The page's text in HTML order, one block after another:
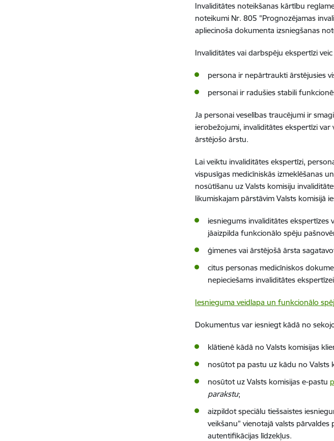
Invaliditātes noteikšanas kārtību
noteikumi Nr. 805 "Prognozējamas
apliecinoša dokumenta izsniegšanas
Invaliditātes vai darbspēju ekspertīzi
persona ir nepārtraukti ārstējusies
personai ir radušies stabili
Ja personai veselības traucējumi ir
ierobežojumi, invaliditātes ekspertīzi
ārstējošo ārstu.
Lai veiktu invaliditātes ekspertīzi,
vispusīgas medicīniskās izmeklēšanas
nosūtīšanu uz Valsts komisiju
likumiskajam pārstāvim Valsts komisijā
iesniegums invaliditātes ekspertīzes
jāaizpilda funkcionālo spēju
ģimenes vai ārstējošā ārsta
citus personas medicīniskos
nepieciešams invaliditātes
Iesnieguma veidlapa un funkcionālo
Dokumentusvar iesniegt kādā no
klātienē kādā no Valsts komisijas
nosūtot pa pastu uz kādu no Valsts
nosūtot uz Valsts komisijas e-pastu
parakstu;
aizpildot speciālu tiešsaistes
veikšanu” vienotajā valsts
autentifikācijas līdzekļus.